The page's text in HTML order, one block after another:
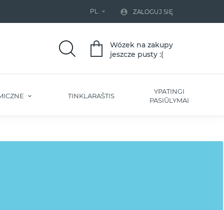
PL   ZALOGUJ SIĘ
Wózek na zakupy
jeszcze pusty :(
TINKLARAŠTIS
YPATINGI
PASIŪLYMAI